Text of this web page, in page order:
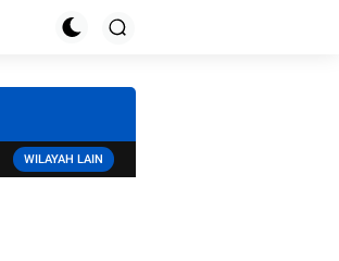
WILAYAH LAIN